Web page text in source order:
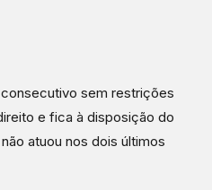
sem restrições
e fica à disposição do
atuou nos dois últimos